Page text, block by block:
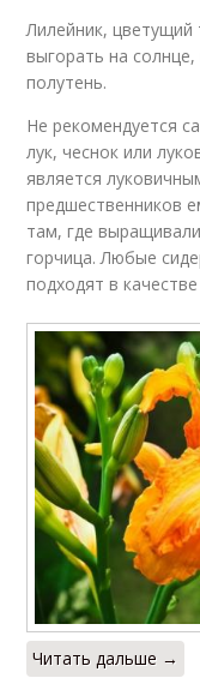
Лилейник,
выгорать на
полутень.
Не рекомендуется
лук, чеснок или
является
предшественников
там, где
горчица. Любые
подходят в
Читать дальше →